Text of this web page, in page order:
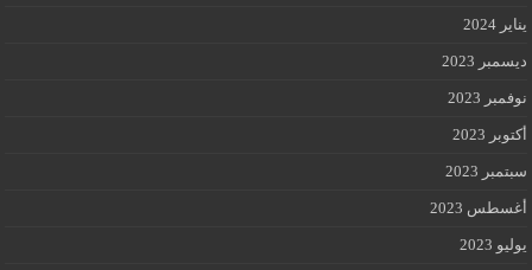
يناير 2024
ديسمبر 2023
نوفمبر 2023
أكتوبر 2023
سبتمبر 2023
أغسطس 2023
يوليو 2023